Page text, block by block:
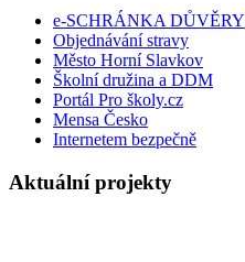
e-SCHRÁNKA DŮVĚRY
Objednávání stravy
Město Horní Slavkov
Školní družina a DDM
Portál Pro školy.cz
Mensa Česko
Internetem bezpečně
Aktuální projekty